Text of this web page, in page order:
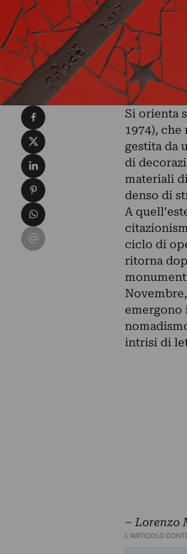
Si orienta
1974),
gestita da
di
materiali
denso di
A
ciclo di
ritorna
emergono
intrisi di
‒ Lorenzo
L'ARTICOLO
Condividi su Facebook
Condividi su X
Condividi su LinkedIn
Condividi su Pinterest
Condividi su WhatsApp
Condividi su Email